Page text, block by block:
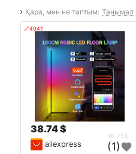
› Қара, мен не таптым: Танымал
🔗404?
38.74 $
258
aliexpress (1)